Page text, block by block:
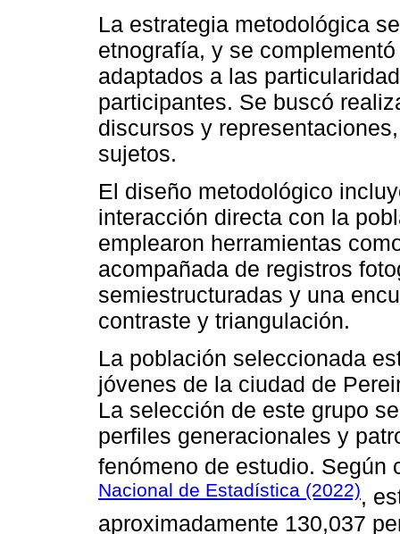
La estrategia metodológica
etnografía, y se
adaptados a las
participantes. Se buscó
discursos y
sujetos.
El diseño metodológico
interacción directa con la
emplearon herramientas
acompañada de registros
semiestructuradas y una
contraste y triangulación.
La población seleccionada
jóvenes de la ciudad de
La selección de este grupo
perfiles generacionales y
fenómeno de estudio. Según
Nacional de Estadística (2022),
aproximadamente 130,037